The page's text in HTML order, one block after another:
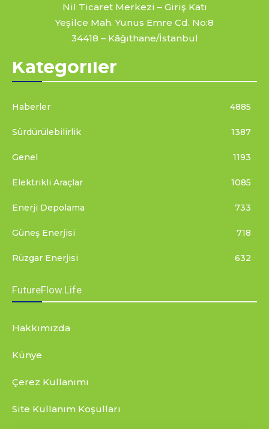
Nil Ticaret Merkezi – Giriş Katı
Yeşilce Mah. Yunus Emre Cd. No:8
34418 – Kâğıthane/İstanbul
Kategoriler
Haberler 4885
Sürdürülebilirlik 1387
Genel 1193
Elektrikli Araçlar 1085
Enerji Depolama 733
Güneş Enerjisi 718
Rüzgar Enerjisi 632
FutureFlow.Life
Hakkımızda
Künye
Çerez Kullanımı
Site Kullanım Koşulları